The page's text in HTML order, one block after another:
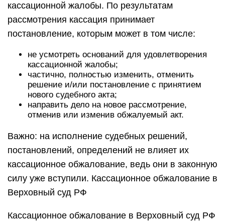
кассационной жалобы. По результатам
рассмотрения кассация принимает
постановление, которым может в том числе:
не усмотреть оснований для удовлетворения
кассационной жалобы;
частично, полностью изменить, отменить
решение и/или постановление с принятием
нового судебного акта;
направить дело на новое рассмотрение,
отменив или изменив обжалуемый акт.
Важно: на исполнение судебных решений,
постановлений, определений не влияет их
кассационное обжалование, ведь они в законную
силу уже вступили. Кассационное обжалование в
Верховный суд РФ
Кассационное обжалование в Верховный суд РФ